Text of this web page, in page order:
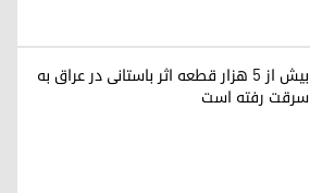
بیش از ۵ هزار قطعه اثر باستانی در عراق به
سرقت رفته است